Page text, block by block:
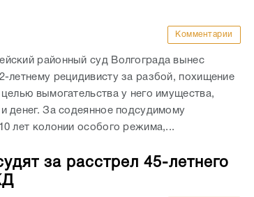
Комментарии
районный суд Волгограда вынес
летнему рецидивисту за разбой, похищение
вымогательства у него имущества,
денег. За содеянное подсудимому
лет колонии особого режима,...
за расстрел 45-летнего